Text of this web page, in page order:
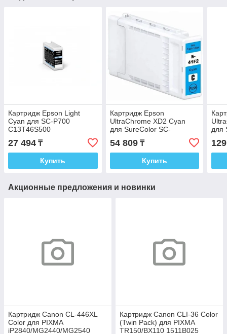
Картридж Epson Light
Cyan для SC-P700
C13T46S500
27 494 ₸
Купить
Картридж Epson
UltraChrome XD2 Cyan
для SureColor SC-
T3400/SC-T3400N/SC-
T5400 C13T41R240
54 809₸
Купить
для
Акционные предложения и новинки
Картридж Canon CL-446XL
Color для PIXMA
iP2840/MG2440/MG2540
Картридж Canon CLI-36 Color
(Twin Pack) для PIXMA
TR150/BX110 1511B025